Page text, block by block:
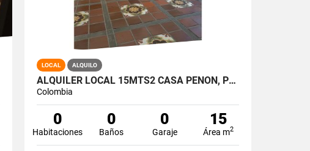
LOCAL ALQUILO
ALQUILER LOCAL 15MTS2 CASA PEÑON, PEÑON OESTE DE CALI A-164
Colombia
0
Habitaciones
0
Baños
0
Garaje
15
Área m2